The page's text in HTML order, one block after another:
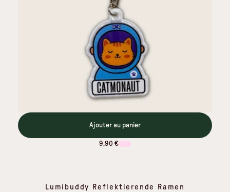
Ajouter au panier
9,90 €
Lumibuddy Reflektierende Ramen